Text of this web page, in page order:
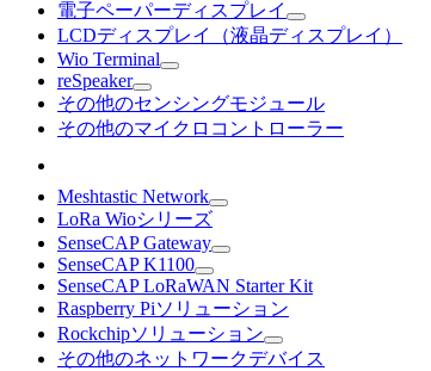
電子ペーパーディスプレイ
LCDディスプレイ（液晶ディスプレイ）
Wio Terminal
reSpeaker
その他のセンシングモジュール
その他のマイクロコントローラー
Meshtastic Network
LoRa Wioシリーズ
SenseCAP Gateway
SenseCAP K1100
SenseCAP LoRaWAN Starter Kit
Raspberry Piソリューション
Rockchipソリューション
その他のネットワークデバイス